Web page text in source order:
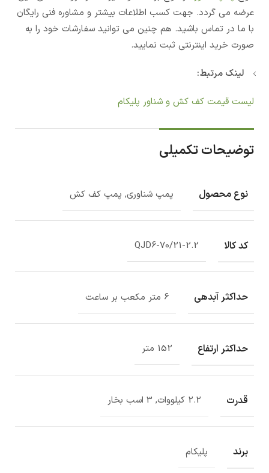
عرضه می گردد. جهت کسب اطلاعات بیشتر و مشاوره فنی رایگان
با ما در تماس باشید. هم چنین می توانید سفارشات خود را به
صورت خرید اینترنتی ثبت نمایید.
لینک مرتبط:
لیست قیمت کف کش و شناور پلیکام
توضیحات تکمیلی
نوع محصول پمپ شناوری, پمپ کف کش
کد کالا QJD6-70/21-2.2
حداکثر آبدهی 6 متر مکعب بر ساعت
حداکثر ارتفاع 152 متر
قدرت 2.2 کیلووات, 3 اسب بخار
برند پلیکام